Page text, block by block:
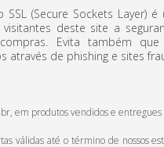
SSL (Secure Sockets Layer)
visitantes deste site a
Evita também
através de phishing e sites
em produtos vendidos e entregues
válidas até o término de nossos